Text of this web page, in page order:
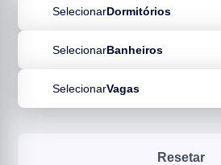
SelecionarDormitórios
SelecionarBanheiros
SelecionarVagas
Resetar